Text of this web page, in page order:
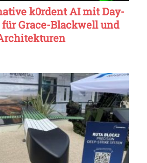
k0rdent AI mit Day-
für Grace-Blackwell und